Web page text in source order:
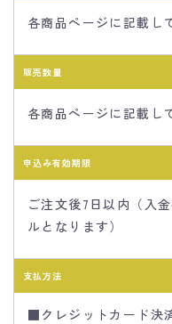
各商品ページに記載し
販売数量
各商品ページに記載し
申込み有効期限
ご注文後7日以内（入
ルとなります）
支払方法
■クレジットカード決